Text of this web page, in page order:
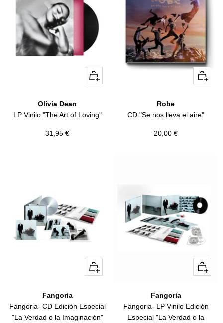
+
Añadir
Olivia Dean
LP Vinilo "The Art of Loving"
Precio
31,95 €
+
Añadir
Robe
CD "Se nos lleva el aire"
Precio
20,00 €
+
Añadir
Fangoria
Fangoria- CD Edición Especial
"La Verdad o la Imaginación"
+
Añadir
Fangoria
Fangoria- LP Vinilo Edición
Especial "La Verdad o la